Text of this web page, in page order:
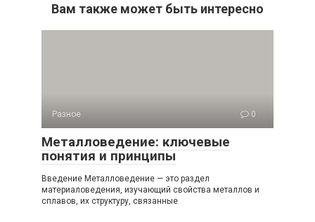
Вам также может быть интересно
Разное 0
Металловедение: ключевые
понятия и принципы
Введение Металловедение — это раздел
материаловедения, изучающий свойства металлов и
сплавов, их структуру, связанные